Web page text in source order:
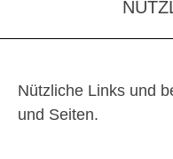
Nützliche Links und
und Seiten.